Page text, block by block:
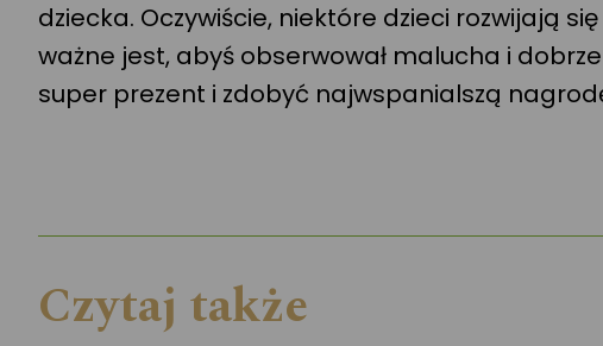
dziecka. Oczywiście, niektóre dzieci rozwijają
ważne jest, abyś obserwował malucha i
super prezent i zdobyć najwspanialszą
Czytaj także